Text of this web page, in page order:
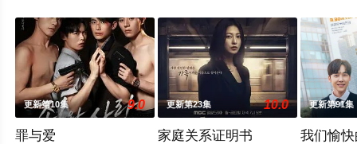
更新第10集 9.0
罪与爱
更新第23集 10.0
家庭关系证明书
更新第91集
我们愉